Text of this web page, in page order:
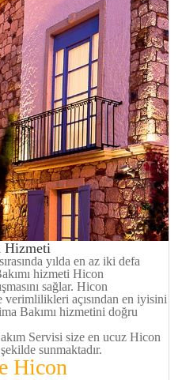
Hizmeti
yılda en az iki defa
hizmeti Hicon
sağlar. Hicon
verimlilikleri açısından en iyisini
Bakımı hizmetini doğru
Servisi size en ucuz Hicon
sunmaktadır.
Hicon